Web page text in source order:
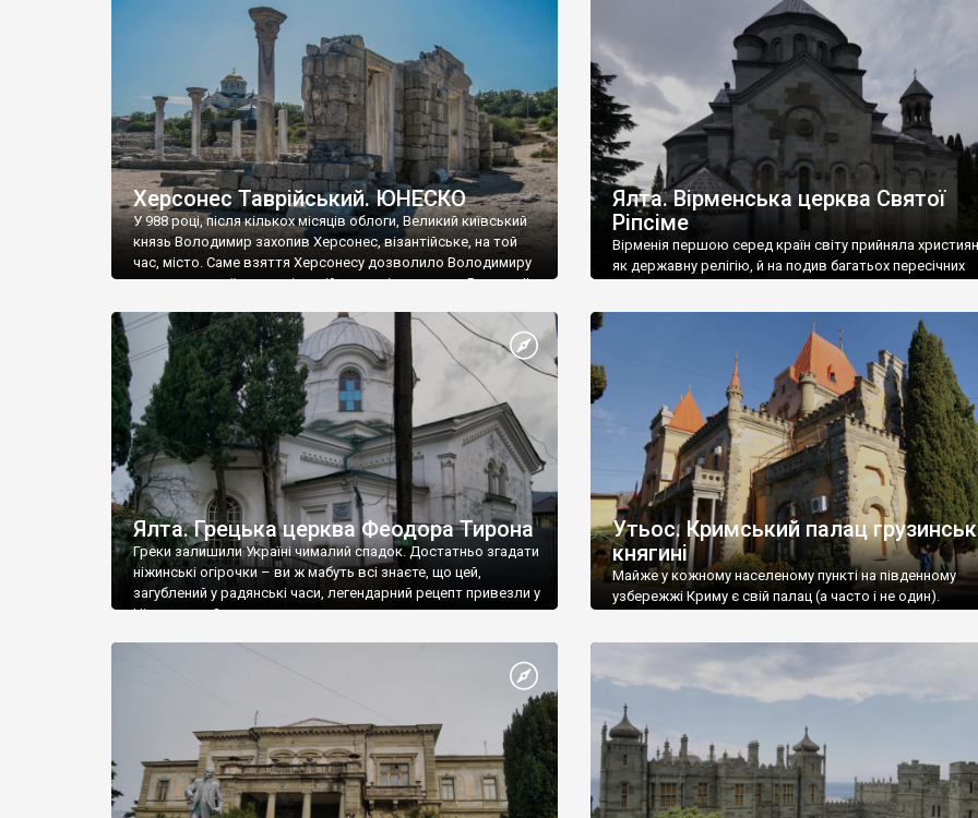
візантійської доби. Раритети викрадені з фондів об’єкту
культурної спадщини ЮНЕСКО «Херсонеса Таврійського».
Офіційно – на виставку «Золото Візантії», але експерти та
влада в Україні вважають це лише […]
називаються «повстяками» (postaki)…” “Вино. Крим
виробляє відмінне вино і його вдосталь: воно все
легке біле і дуже […]
Херсонес Таврійський. ЮНЕСКО
У 988 році, після кількох місяців облоги, Великий київський
князь Володимир захопив Херсонес, візантійське, на той
час, місто. Саме взяття Херсонесу дозволило Володимиру
диктувати свої умови візантійському імператору Василю ІІ,
Херсонесі Володимир-язичник, став Василем-
християнином. А потім було Хрещення Русі. На честь
Херсонесу Таврійського названо місто […]
Ялта. Вірменська церква Святої
Ріпсіме
Вірменія першою серед країн світу прийняла
як державну релігію, й на подив багатьох пересічних
Ялта. Грецька церква Феодора Тирона
Греки залишили Україні чималий спадок. Достатньо згадати
ніжинські огірочки – ви ж мабуть всі знаєте, що цей,
загублений у радянські часи, легендарний рецепт привезли у
Ніжин греки?
Утьос. Кримський палац
княгині
Майже у кожному населеному пункті на південному
узбережжі Криму є свій палац (а часто і не один).